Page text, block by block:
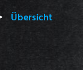
Übersicht